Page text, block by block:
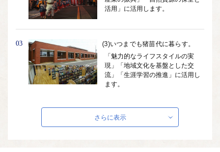
活用」に活用します。
03
(3)いつまでも猪苗代に暮らす。
「魅力的なライフスタイルの実
現」「地域文化を基盤とした交
流」「生涯学習の推進」に活用し
ます。
(4)人をつくる。そして、まちをつ
くる。
さらに表示